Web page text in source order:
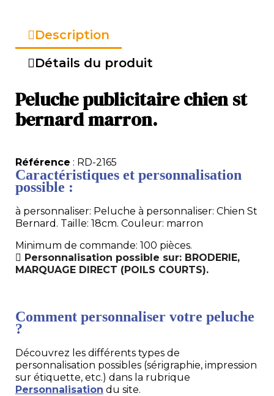
Description
Détails du produit
Peluche publicitaire chien st
bernard marron.
Référence : RD-2165
Caractéristiques et personnalisation
possible :
à personnaliser: Peluche à personnaliser: Chien St
Bernard. Taille: 18cm. Couleur: marron
Minimum de commande: 100 pièces.
Personnalisation possible sur: BRODERIE,
MARQUAGE DIRECT (POILS COURTS).
Comment personnaliser votre peluche
?
Découvrez les différents types de
personnalisation possibles (sérigraphie, impression
sur étiquette, etc.) dans la rubrique
Personnalisation du site.